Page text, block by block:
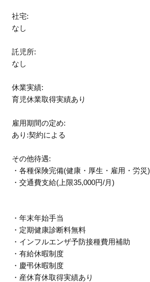
社宅:
なし
託児所:
なし
休業実績:
育児休業取得実績あり
雇用期間の定め:
あり:契約による
その他待遇:
・各種保険完備(健康・厚生・雇用・労災)
・交通費支給(上限35,000円/月)
・年末年始手当
・定期健康診断料無料
・インフルエンザ予防接種費用補助
・有給休暇制度
・慶弔休暇制度
・産休育休取得実績あり